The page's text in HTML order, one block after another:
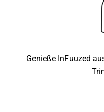
Genieße InFuuzed